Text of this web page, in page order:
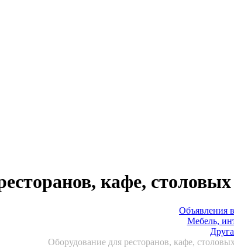
кафе,
Объявления
Мебель,
Оборудование для ресторанов, кафе,